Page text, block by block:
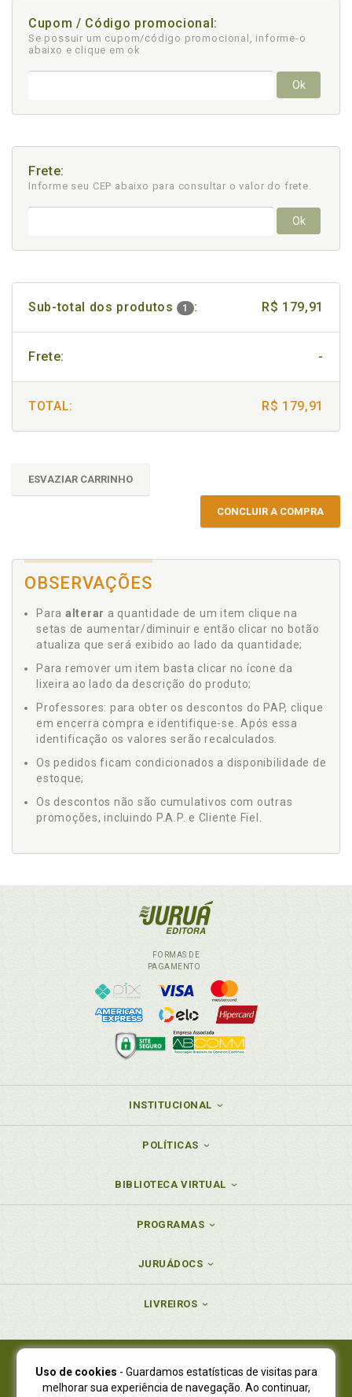
Cupom / Código promocional:
Se possuir um cupom/código promocional, informe-o
abaixo e clique em ok
Ok
Frete:
Informe seu CEP abaixo para consultar o valor do frete.
Ok
Sub-total dos produtos 1 : R$ 179,91
Frete: -
TOTAL: R$ 179,91
ESVAZIAR CARRINHO
CONCLUIR A COMPRA
OBSERVAÇÕES
Para alterar a quantidade de um item clique na
setas de aumentar/diminuir e então clicar no botão
atualiza que será exibido ao lado da quantidade;
Para remover um item basta clicar no ícone da
lixeira ao lado da descrição do produto;
Professores: para obter os descontos do PAP, clique
em encerra compra e identifique-se. Após essa
identificação os valores serão recalculados.
Os pedidos ficam condicionados a disponibilidade de
estoque;
Os descontos não são cumulativos com outras
promoções, incluindo P.A.P. e Cliente Fiel.
FORMAS DE
PAGAMENTO
INSTITUCIONAL
POLÍTICAS
BIBLIOTECA VIRTUAL
PROGRAMAS
JURUÁDOCS
LIVREIROS
Juruá Editora Ltda., CNPJ 77.535.508/0001-19
Juruá Informática Ltda., CNPJ 01.701.561/0001-80
Uso de cookies - Guardamos estatísticas de visitas para
melhorar sua experiência de navegação. Ao continuar,